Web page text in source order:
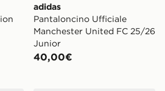
adidas
Pantaloncino Ufficiale
Manchester United FC 25/26
Junior
40,00€